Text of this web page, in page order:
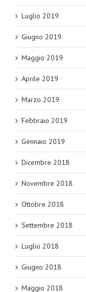
Luglio 2019
Giugno 2019
Maggio 2019
Aprile 2019
Marzo 2019
Febbraio 2019
Gennaio 2019
Dicembre 2018
Novembre 2018
Ottobre 2018
Settembre 2018
Luglio 2018
Giugno 2018
Maggio 2018